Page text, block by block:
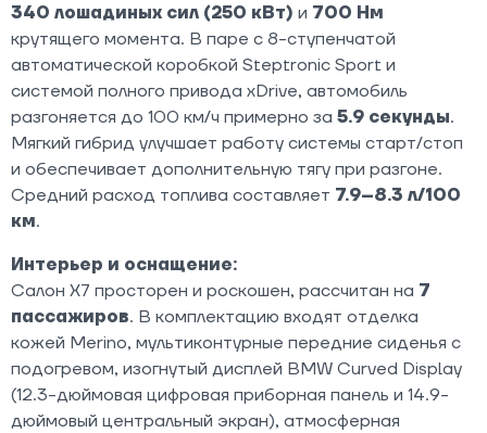
340 лошадиных сил (250 кВт) и 700 Нм
крутящего момента. В паре с 8-ступенчатой
автоматической коробкой Steptronic Sport и
системой полного привода xDrive, автомобиль
разгоняется до 100 км/ч примерно за 5.9 секунды.
Мягкий гибрид улучшает работу системы старт/стоп
и обеспечивает дополнительную тягу при разгоне.
Средний расход топлива составляет 7.9–8.3 л/100
км.
Интерьер и оснащение:
Салон X7 просторен и роскошен, рассчитан на 7
пассажиров. В комплектацию входят отделка
кожей Merino, мультиконтурные передние сиденья с
подогревом, изогнутый дисплей BMW Curved Display
(12.3-дюймовая цифровая приборная панель и 14.9-
дюймовый центральный экран), атмосферная